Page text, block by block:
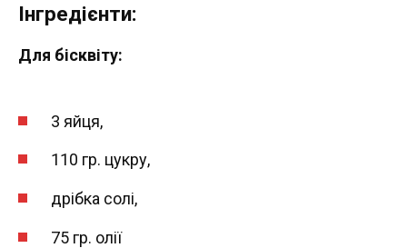
Інгредієнти:
Для бісквіту:
3 яйця,
110 гр. цукру,
дрібка солі,
75 гр. олії